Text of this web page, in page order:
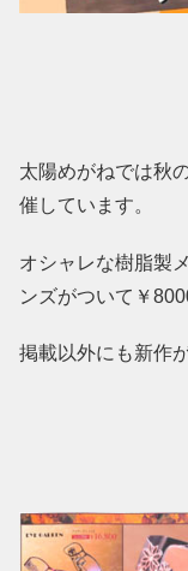
太陽めがねでは秋
催しています。
オシャレな樹脂製
ンズがついて￥
掲載以外にも新作